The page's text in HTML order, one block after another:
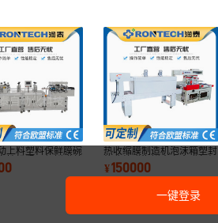
上料塑料保鲜膜碗
性松紧口保鲜膜盖
热收缩膜制造机泡沫箱塑封
热收缩膜海鲜水产盒膜包机
套膜包装机
¥150000
一键登录